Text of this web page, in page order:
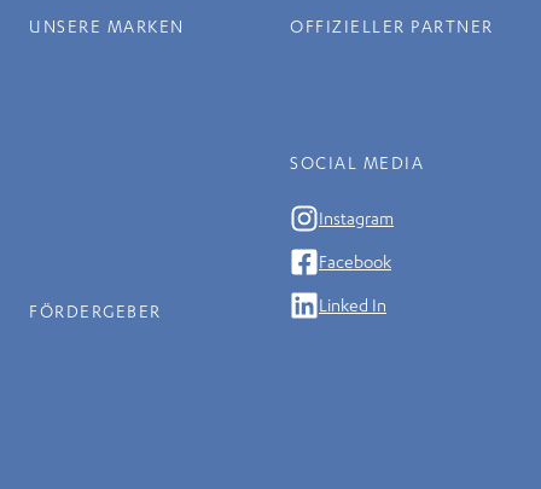
UNSERE MARKEN
FÖRDERGEBER
OFFIZIELLER PARTNER
SOCIAL MEDIA
Instagram
Facebook
Linked In